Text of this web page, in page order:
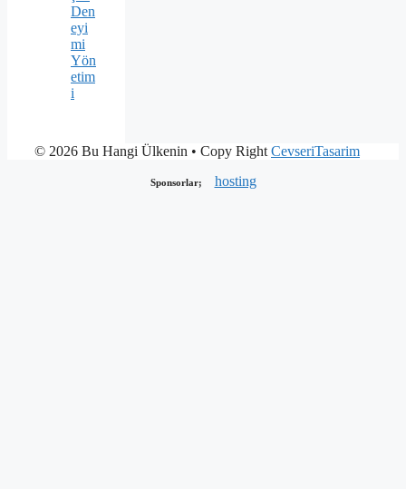
Den
eyi
mi
Yön
etim
i
© 2026 Bu Hangi Ülkenin • Copy Right CevseriTasarim
Sponsorlar; hosting